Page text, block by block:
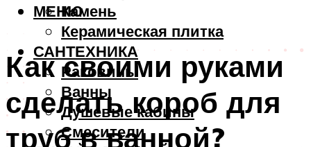
Камень
Керамическая плитка
САНТЕХНИКА
Раковины
Ванны
Душевые кабины
Смесители
МЕНЮ
Как своими руками
сделать короб для
труб в ванной?